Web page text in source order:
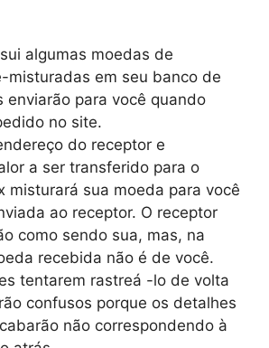
algumas moedas de
misturadas em seu banco de
enviarão para você quando
no site.
do receptor e
a ser transferido para o
misturará sua moeda para você
ao receptor. O receptor
como sendo sua, mas, na
recebida não é de você.
tentarem rastreá -lo de volta
confusos porque os detalhes
não correspondendo à